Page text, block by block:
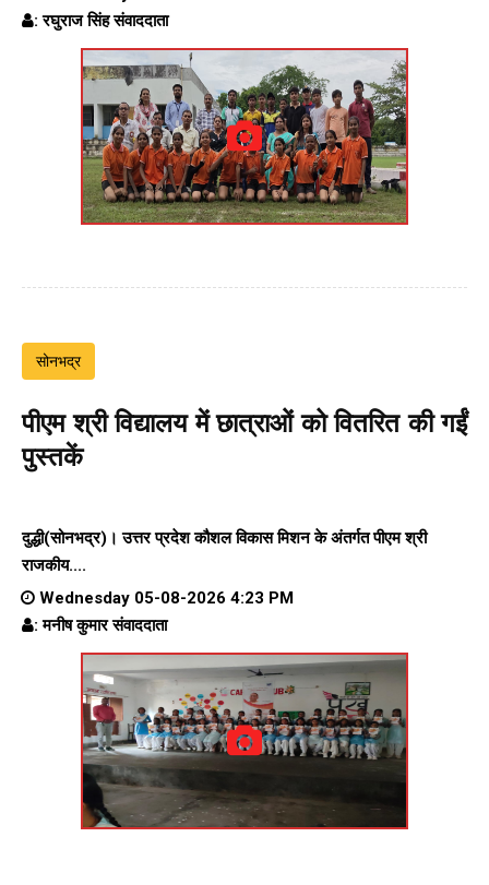
: रघुराज सिंह संवाददाता
सोनभद्र
पीएम श्री विद्यालय में छात्राओं को वितरित की गईं
पुस्तकें
दुद्धी(सोनभद्र)। उत्तर प्रदेश कौशल विकास मिशन के अंतर्गत पीएम श्री
राजकीय....
Wednesday 05-08-2026 4:23 PM
: मनीष कुमार संवाददाता